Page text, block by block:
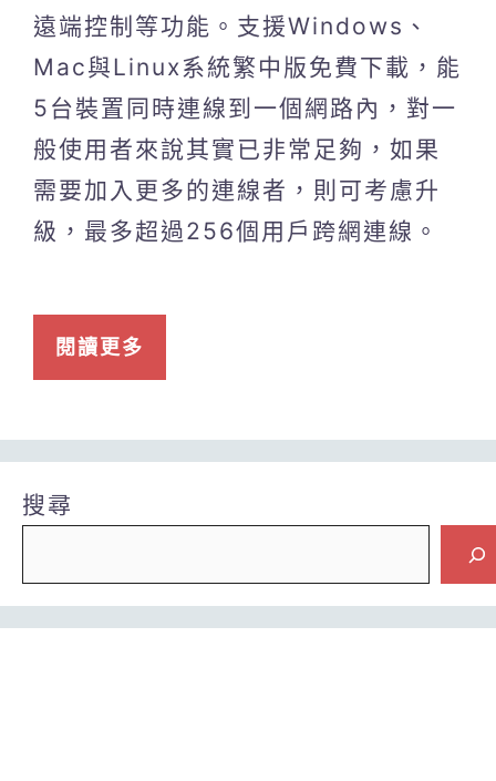
遠端控制等功能。支援Windows、
Mac與Linux系統繁中版免費下載，能
5台裝置同時連線到一個網路內，對一
般使用者來說其實已非常足夠，如果
需要加入更多的連線者，則可考慮升
級，最多超過256個用戶跨網連線。
閱讀更多
搜尋